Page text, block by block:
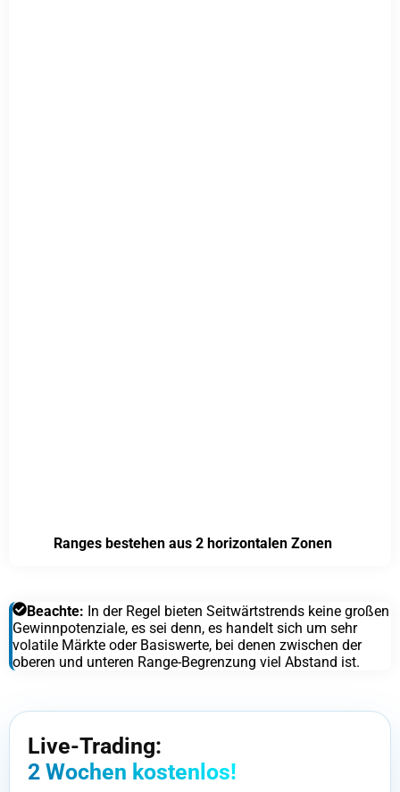
Ranges bestehen aus 2 horizontalen Zonen
Beachte: In der Regel bieten Seitwärtstrends keine großen
Gewinnpotenziale, es sei denn, es handelt sich um sehr
volatile Märkte oder Basiswerte, bei denen zwischen der
oberen und unteren Range-Begrenzung viel Abstand ist.
Live-Trading:
2 Wochen kostenlos!